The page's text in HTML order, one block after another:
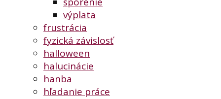
výplata
frustrácia
fyzická závislosť
halloween
halucinácie
hanba
hľadanie práce